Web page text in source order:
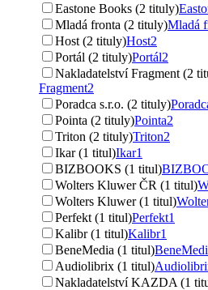
Eastone Books (2 tituly)
Mladá fronta (2 tituly)Mladá
Host (2 tituly)Host2
Portál (2 tituly)Portál2
Nakladatelství Fragment (2
Fragment2
Poradca s.r.o. (2 tituly)
Pointa (2 tituly)Pointa2
Triton (2 tituly)Triton2
Ikar (1 titul)Ikar1
BIZBOOKS (1 titul)
Wolters Kluwer ČR (1 titul)
Wolters Kluwer (1 titul)
Perfekt (1 titul)Perfekt1
Kalibr (1 titul)Kalibr1
BeneMedia (1 titul)
Audiolibrix (1 titul)
Nakladatelství KAZDA (1